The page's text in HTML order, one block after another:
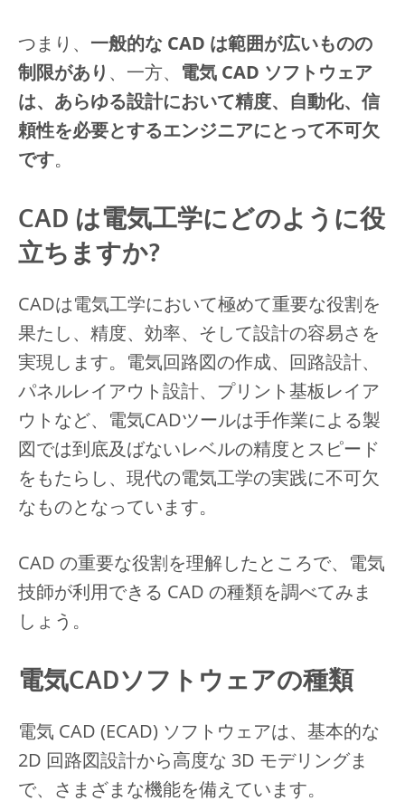
つまり、 一般的な CAD は範囲が広いものの
制限があり 、一方、 電気 CAD ソフトウェア
は、あらゆる設計において精度、自動化、信
頼性を必要とするエンジニアにとって不可欠
です。
CAD は電気工学にどのように役
立ちますか?
CADは電気工学において極めて重要な役割を
果たし、精度、効率、そして設計の容易さを
実現します。電気回路図の作成、回路設計、
パネルレイアウト設計、プリント基板レイア
ウトなど、電気CADツールは手作業による製
図では到底及ばないレベルの精度とスピード
をもたらし、現代の電気工学の実践に不可欠
なものとなっています。
CAD の重要な役割を理解したところで、電気
技師が利用できる CAD の種類を調べてみま
しょう。
電気CADソフトウェアの種類
電気 CAD (ECAD) ソフトウェアは、基本的な
2D 回路図設計から高度な 3D モデリングま
で、さまざまな機能を備えています。